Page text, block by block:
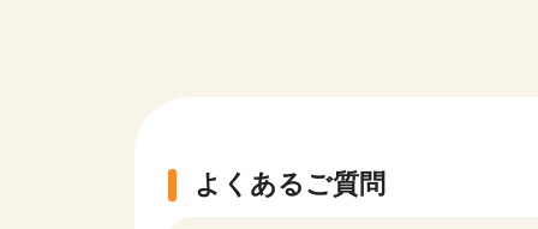
よくあるご質問